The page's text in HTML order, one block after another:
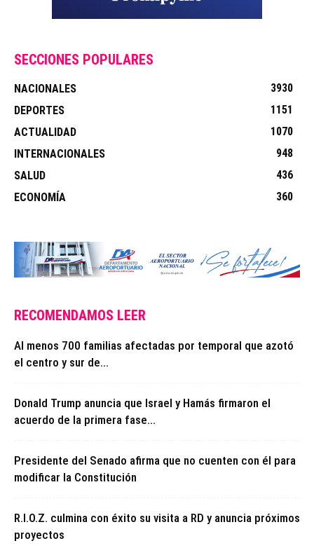
SECCIONES POPULARES
NACIONALES
3930
DEPORTES
1151
ACTUALIDAD
1070
INTERNACIONALES
948
SALUD
436
ECONOMÍA
360
RECOMENDAMOS LEER
Al menos 700 familias afectadas por temporal que azotó
el centro y sur de...
Donald Trump anuncia que Israel y Hamás firmaron el
acuerdo de la primera fase...
Presidente del Senado afirma que no cuenten con él para
modificar la Constitución
R.I.O.Z. culmina con éxito su visita a RD y anuncia próximos
proyectos